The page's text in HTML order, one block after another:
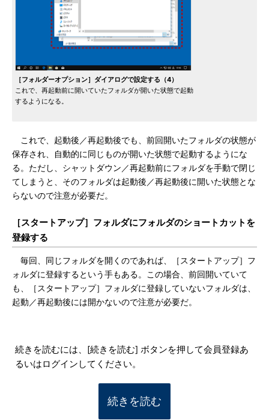
［フォルダーオプション］ダイアログで設定する（4）
これで、再起動前に開いていたフォルダが開いた状態で起動
するようになる。
これで、起動後／再起動後でも、前回開いたフォルダの状態が
保存され、自動的に同じものが開いた状態で起動するようにな
る。ただし、シャットダウン／再起動前にフォルダを手動で閉じ
てしまうと、そのフォルダは起動後／再起動後に開いた状態とな
らないので注意が必要だ。
［スタートアップ］フォルダにフォルダのショートカットを
登録する
毎回、同じフォルダを開くのであれば、［スタートアップ］フ
ォルダに登録するという手もある。この場合、前回開いていて
も、［スタートアップ］フォルダに登録していないフォルダは、
起動／再起動後には開かないので注意が必要だ。
続きを読むには、[続きを読む] ボタンを押して会員登録あ
るいはログインしてください。
続きを読む